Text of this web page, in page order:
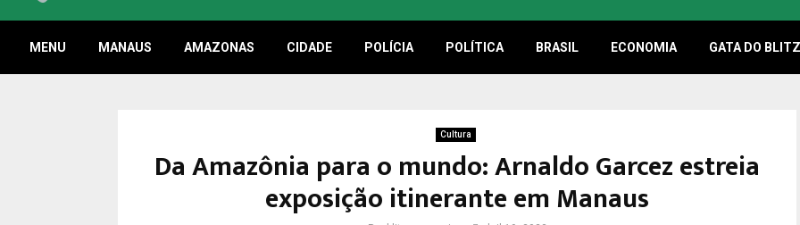
MENU MANAUS AMAZONAS CIDADE POLÍCIA POLÍTICA BRASIL ECONOMIA GATA DO BLITZ
Cultura
Da Amazônia para o mundo: Arnaldo Garcez estreia
exposição itinerante em Manaus